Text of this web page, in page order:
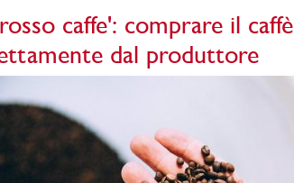
caffe': comprare il caffè
dal produttore